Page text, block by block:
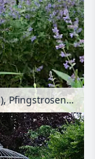
Katzenminzen (Nepeta), Schwertlilien (Iris), Pfingstrosen (Paeonia) und Türkenmohn (Papaver orientale) mit Gartenpavillon